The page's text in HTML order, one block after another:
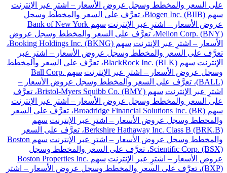
على السعر والمخطط وسجل عروض الأسعار – اشترِ عبر الإنترنت
سهم Biogen Inc. (BIIB)، تعرَّف على السعر والمخطط وسجل
عروض الأسعار – اشترِ عبر الإنترنت
سهم Bank of New York
Mellon Corp. (BNY)، تعرَّف على السعر والمخطط وسجل عروض
الأسعار – اشترِ عبر الإنترنت
سهم Booking Holdings Inc. (BKNG)،
تعرَّف على السعر والمخطط وسجل عروض الأسعار – اشترِ عبر
الإنترنت
سهم BlackRock Inc. (BLK)، تعرَّف على السعر والمخطط
وسجل عروض الأسعار – اشترِ عبر الإنترنت
سهم Ball Corp.
(BALL)، تعرَّف على السعر والمخطط وسجل عروض الأسعار –
اشترِ عبر الإنترنت
سهم Bristol-Myers Squibb Co. (BMY)، تعرَّف
على السعر والمخطط وسجل عروض الأسعار – اشترِ عبر الإنترنت
سهم Broadridge Financial Solutions Inc. (BR)، تعرَّف على السعر
والمخطط وسجل عروض الأسعار – اشترِ عبر الإنترنت سهم
Berkshire Hathaway Inc. Class B (BRK.B)، تعرَّف على السعر
والمخطط وسجل عروض الأسعار – اشترِ عبر الإنترنت
سهم Boston
Scientific Corp. (BSX)، تعرَّف على السعر والمخطط وسجل
عروض الأسعار – اشترِ عبر الإنترنت
سهم Boston Properties Inc.
(BXP)، تعرَّف على السعر والمخطط وسجل عروض الأسعار – اشترِ